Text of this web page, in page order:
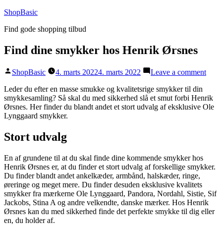
Videre
indhold
ShopBasic
Find gode shopping tilbud
Find dine smykker hos Henrik Ørsnes
Posted
ShopBasic 4. marts 20224. marts 2022 Leave a commenton
hos
Leder du efter en masse smukke og kvalitetsrige smykker til din
smykkesamling? Så skal du med sikkerhed slå et smut forbi Henrik
Ørsnes. Her finder du blandt andet et stort udvalg af eksklusive Ole
Lynggaard smykker.
Stort udvalg
En af grundene til at du skal finde dine kommende smykker hos
Henrik Ørsnes er, at du finder et stort udvalg af forskellige smykker.
Du finder blandt andet ankelkæder, armbånd, halskæder, ringe,
øreringe og meget mere. Du finder desuden eksklusive kvalitets
smykker fra mærkerne Ole Lynggaard, Pandora, Nordahl, Sistie, Sif
Jackobs, Stina A og andre velkendte, danske mærker. Hos Henrik
Ørsnes kan du med sikkerhed finde det perfekte smykke til dig eller
en, du holder af.